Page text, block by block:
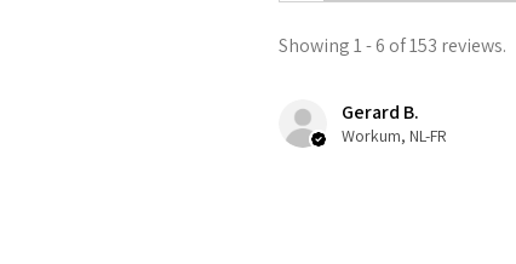
Showing 1 - 6 of 153 reviews.
Gerard B.
Workum, NL-FR